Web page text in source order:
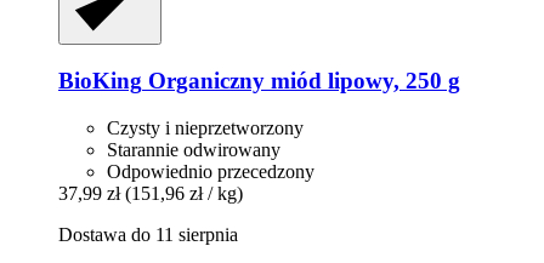
BioKing Organiczny miód lipowy, 250 g
Czysty i nieprzetworzony
Starannie odwirowany
Odpowiednio przecedzony
37,99 zł (151,96 zł / kg)
Dostawa do 11 sierpnia